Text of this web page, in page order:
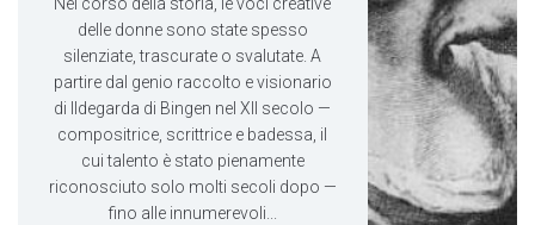
Nel corso della storia, le voci creative
delle donne sono state spesso
silenziate, trascurate o svalutate. A
partire dal genio raccolto e visionario
di Ildegarda di Bingen nel XII secolo —
compositrice, scrittrice e badessa, il
cui talento è stato pienamente
riconosciuto solo molti secoli dopo —
fino alle innumerevoli...